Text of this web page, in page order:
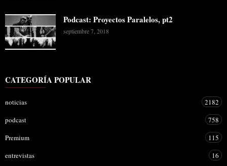
Podcast: Proyectos Paralelos, pt2
septiembre 7, 2018
CATEGORÍA POPULAR
noticias
2182
podcast
758
Premium
115
entrevistas
16